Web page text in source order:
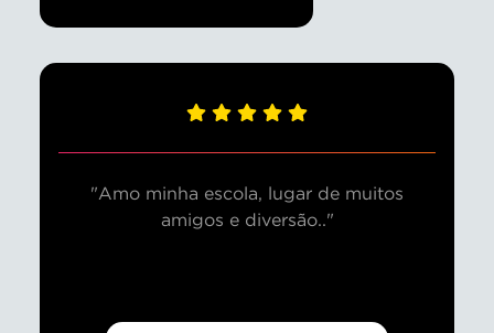
"Amo minha escola, lugar de muitos
amigos e diversão.."